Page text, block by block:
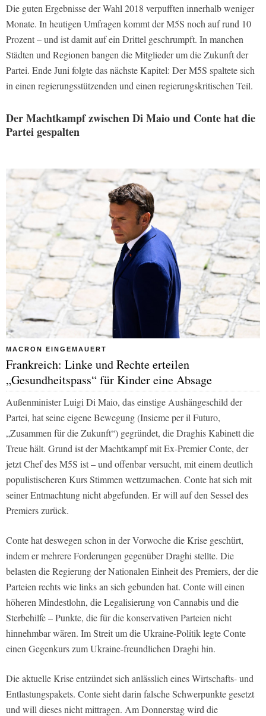
Die guten Ergebnisse der Wahl 2018 verpufften innerhalb weniger
Monate. In heutigen Umfragen kommt der M5S noch auf rund 10
Prozent – und ist damit auf ein Drittel geschrumpft. In manchen
Städten und Regionen bangen die Mitglieder um die Zukunft der
Partei. Ende Juni folgte das nächste Kapitel: Der M5S spaltete sich
in einen regierungsstützenden und einen regierungskritischen Teil.
Der Machtkampf zwischen Di Maio und Conte hat die
Partei gespalten
MACRON EINGEMAUERT
Frankreich: Linke und Rechte erteilen
„Gesundheitspass“ für Kinder eine Absage
Außenminister Luigi Di Maio, das einstige Aushängeschild der
Partei, hat seine eigene Bewegung (Insieme per il Futuro,
„Zusammen für die Zukunft“) gegründet, die Draghis Kabinett die
Treue hält. Grund ist der Machtkampf mit Ex-Premier Conte, der
jetzt Chef des M5S ist – und offenbar versucht, mit einem deutlich
populistischeren Kurs Stimmen wettzumachen. Conte hat sich mit
seiner Entmachtung nicht abgefunden. Er will auf den Sessel des
Premiers zurück.
Conte hat deswegen schon in der Vorwoche die Krise geschürt,
indem er mehrere Forderungen gegenüber Draghi stellte. Die
belasten die Regierung der Nationalen Einheit des Premiers, der die
Parteien rechts wie links an sich gebunden hat. Conte will einen
höheren Mindestlohn, die Legalisierung von Cannabis und die
Sterbehilfe – Punkte, die für die konservativen Parteien nicht
hinnehmbar wären. Im Streit um die Ukraine-Politik legte Conte
einen Gegenkurs zum Ukraine-freundlichen Draghi hin.
Die aktuelle Krise entzündet sich anlässlich eines Wirtschafts- und
Entlastungspakets. Conte sieht darin falsche Schwerpunkte gesetzt
und will dieses nicht mittragen. Am Donnerstag wird die